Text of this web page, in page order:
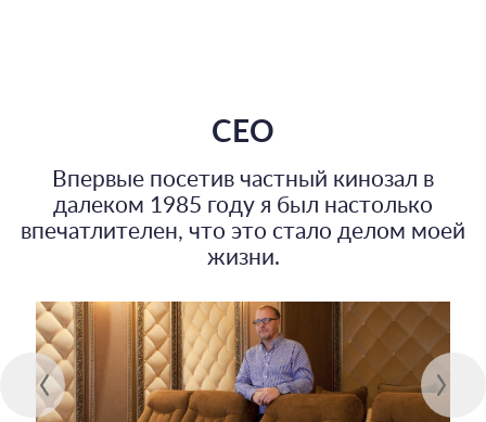
СЕО
Впервые посетив частный кинозал в
далеком 1985 году я был настолько
впечатлителен, что это стало делом моей
жизни.